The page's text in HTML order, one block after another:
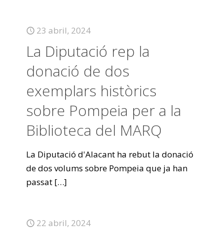
23 abril, 2024
La Diputació rep la
donació de dos
exemplars històrics
sobre Pompeia per a la
Biblioteca del MARQ
La Diputació d'Alacant ha rebut la donació
de dos volums sobre Pompeia que ja han
passat […]
22 abril, 2024